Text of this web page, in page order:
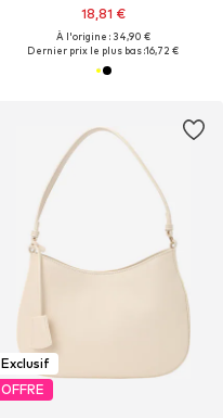
18,81 €
À l'origine : 34,90 €
Dernier prix le plus bas :16,72 €
Exclusif
OFFRE